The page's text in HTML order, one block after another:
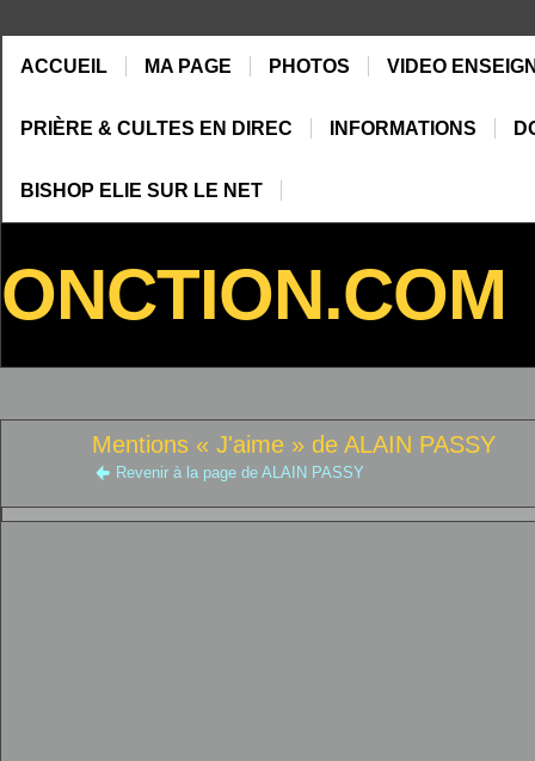
ACCUEIL MA PAGE PHOTOS VIDEO
PRIÈRE & CULTES EN DIREC INFORMATIONS
BISHOP ELIE SUR LE NET
ONCTION.COM
Mentions « J'aime » de ALAIN PASSY
Revenir à la page de ALAIN PASSY